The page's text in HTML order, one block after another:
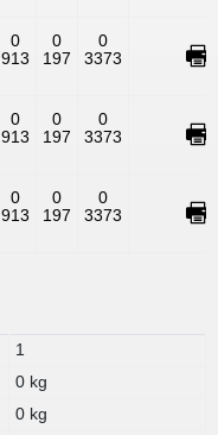
0
913
0
197
0
3373
0
913
0
197
0
3373
0
913
0
197
0
3373
1
0 kg
0 kg